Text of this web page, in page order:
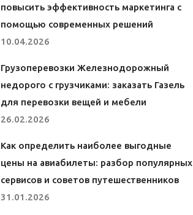
повысить эффективность маркетинга с
помощью современных решений
10.04.2026
Грузоперевозки Железнодорожный
недорого с грузчиками: заказать Газель
для перевозки вещей и мебели
26.02.2026
Как определить наиболее выгодные
цены на авиабилеты: разбор популярных
сервисов и советов путешественников
31.01.2026